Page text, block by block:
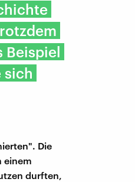
Beispiel
sich
Die
einem
durften,